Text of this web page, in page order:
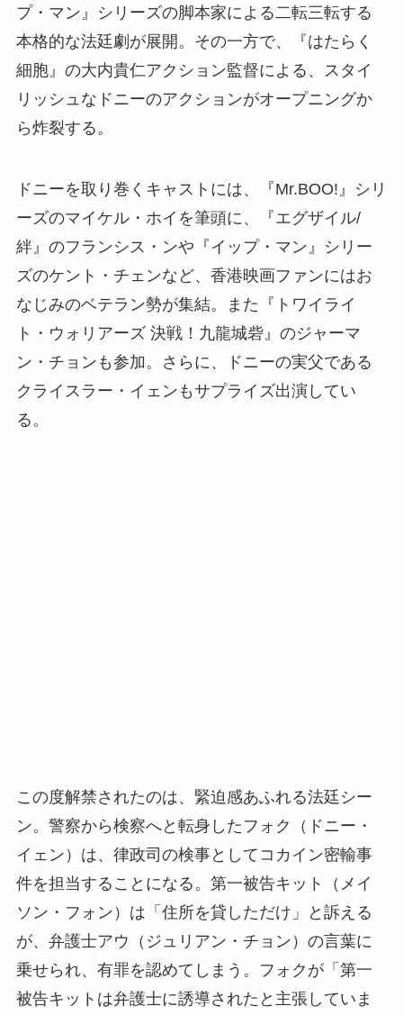
プ・マン』シリーズの脚本家による二転三転する
本格的な法廷劇が展開。その一方で、『はたらく
細胞』の大内貴仁アクション監督による、スタイ
リッシュなドニーのアクションがオープニングか
ら炸裂する。
ドニーを取り巻くキャストには、『Mr.BOO!』シリ
ーズのマイケル・ホイを筆頭に、『エグザイル/
絆』のフランシス・ンや『イップ・マン』シリー
ズのケント・チェンなど、香港映画ファンにはお
なじみのベテラン勢が集結。また『トワイライ
ト・ウォリアーズ 決戦！九龍城砦』のジャーマ
ン・チョンも参加。さらに、ドニーの実父である
クライスラー・イェンもサプライズ出演してい
る。
この度解禁されたのは、緊迫感あふれる法廷シー
ン。警察から検察へと転身したフォク（ドニー・
イェン）は、律政司の検事としてコカイン密輸事
件を担当することになる。第一被告キット（メイ
ソン・フォン）は「住所を貸しただけ」と訴える
が、弁護士アウ（ジュリアン・チョン）の言葉に
乗せられ、有罪を認めてしまう。フォクが「第一
被告キットは弁護士に誘導されたと主張していま